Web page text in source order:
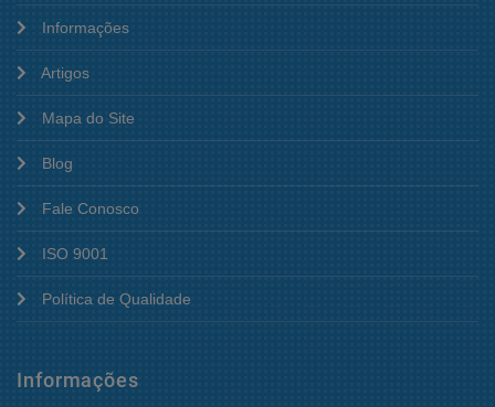
Informações
Artigos
Mapa do Site
Blog
Fale Conosco
ISO 9001
Política de Qualidade
Informações